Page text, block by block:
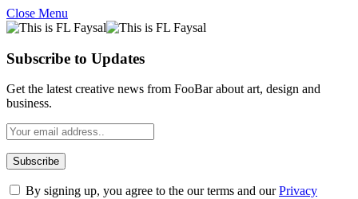
Close Menu
Subscribe to Updates
Get the latest creative news from FooBar about art, design and
business.
By signing up, you agree to the our terms and ourPrivacy